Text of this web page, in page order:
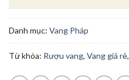
Danh mục: Vang Pháp
Từ khóa: Rượu vang, Vang giá rẻ,